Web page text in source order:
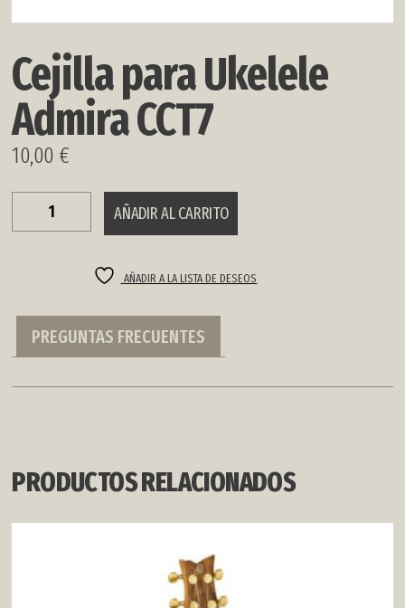
Cejilla para Ukelele
Admira CCT7
10,00 €
AÑADIR AL CARRITO
AÑADIR A LA LISTA DE DESEOS
PREGUNTAS FRECUENTES
PRODUCTOS RELACIONADOS